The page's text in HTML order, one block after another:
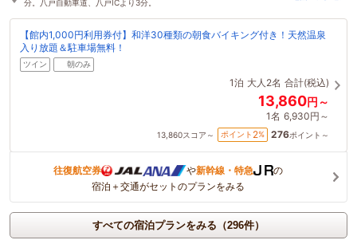
分。八戸自動車道、八戸ICより3分。
【館内1,000円利用券付】和洋30種類の朝食バイキング付き！天然温泉
入り放題＆駐車場無料！
ツイン 朝のみ
1泊 大人2名 合計(税込)
13,860円～
1名 6,930円～
13,860スコア～ ポイント 2% 276ポイント～
往復航空券 や新幹線・特急
の
宿泊＋交通がセットのプランをみる
すべての宿泊プランをみる（296件）